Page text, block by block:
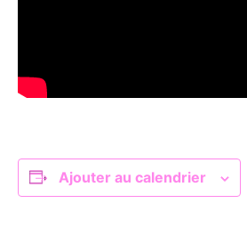
Ajouter au calendrier